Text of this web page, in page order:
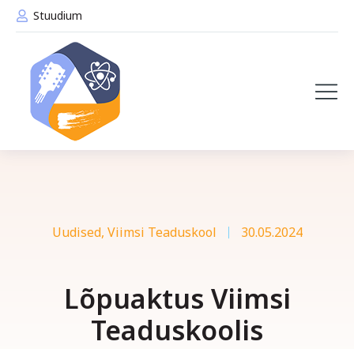
Stuudium
Uudised, Viimsi Teaduskool 30.05.2024
Lõpuaktus Viimsi
Teaduskoolis